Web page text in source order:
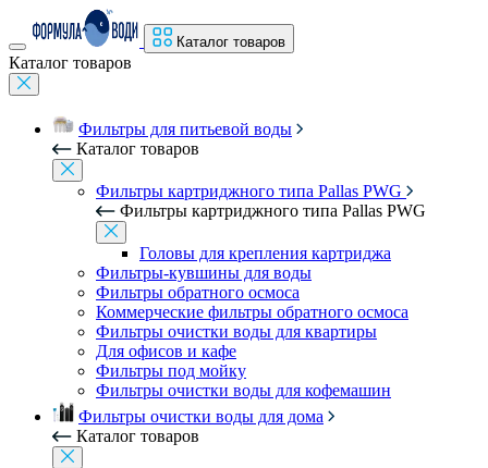
Каталог товаров
Каталог товаров
Фильтры для питьевой воды
Каталог товаров
Фильтры картриджного типа Pallas PWG
Фильтры картриджного типа Pallas PWG
Головы для крепления картриджа
Фильтры-кувшины для воды
Фильтры обратного осмоса
Коммерческие фильтры обратного осмоса
Фильтры очистки воды для квартиры
Для офисов и кафе
Фильтры под мойку
Фильтры очистки воды для кофемашин
Фильтры очистки воды для дома
Каталог товаров